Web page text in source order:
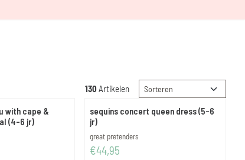
130 Artikelen Sorteermethode
with cape &
(4-6 jr)
sequins concert queen dress (5-6
jr)
Merk:
great pretenders
Prijs: 44,95
€44,95